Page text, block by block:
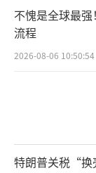
不愧是全球最
流程
2026-08-06 10:50:54
特朗普关税“换